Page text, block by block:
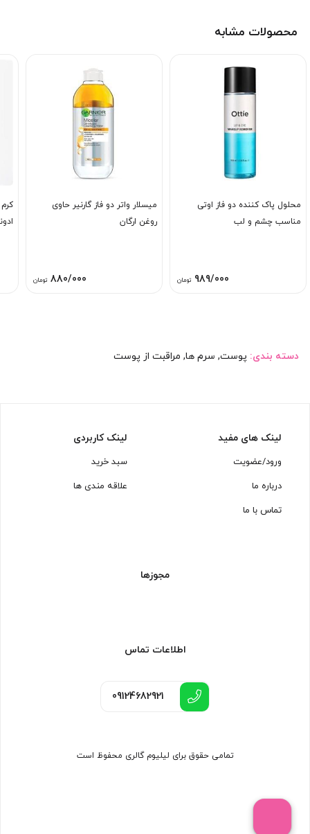
محصولات مشابه
محلول پاک کننده دو فاز اوتی
مناسب چشم و لب
989/000 تومان
میسلار واتر دو فاز گارنیر حاوی
روغن ارگان
880/000 تومان
دسته بندی: پوست, سرم ها, مراقبت از پوست
لینک های مفید
ورود/عضویت
درباره ما
تماس با ما
لینک کاربردی
سبد خرید
علاقه مندی ها
مجوزها
اطلاعات تماس
09124682921
تمامی حقوق برای لیلیوم گالری محفوظ است